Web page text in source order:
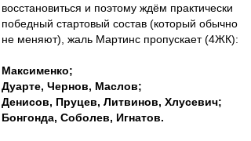
восстановиться и поэтому ждём практически
победный стартовый состав (который обычно
не меняют), жаль Мартинс пропускает (4ЖК):
Максименко;
Дуарте, Чернов, Маслов;
Денисов, Пруцев, Литвинов, Хлусевич;
Бонгонда, Соболев, Игнатов.